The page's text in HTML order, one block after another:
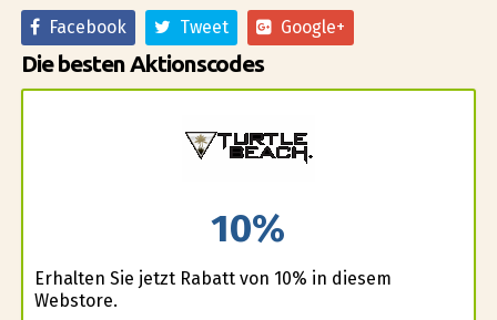
Facebook
Tweet Google+
Die besten Aktionscodes
10%
Erhalten Sie jetzt Rabatt von 10% in diesem
Webstore.